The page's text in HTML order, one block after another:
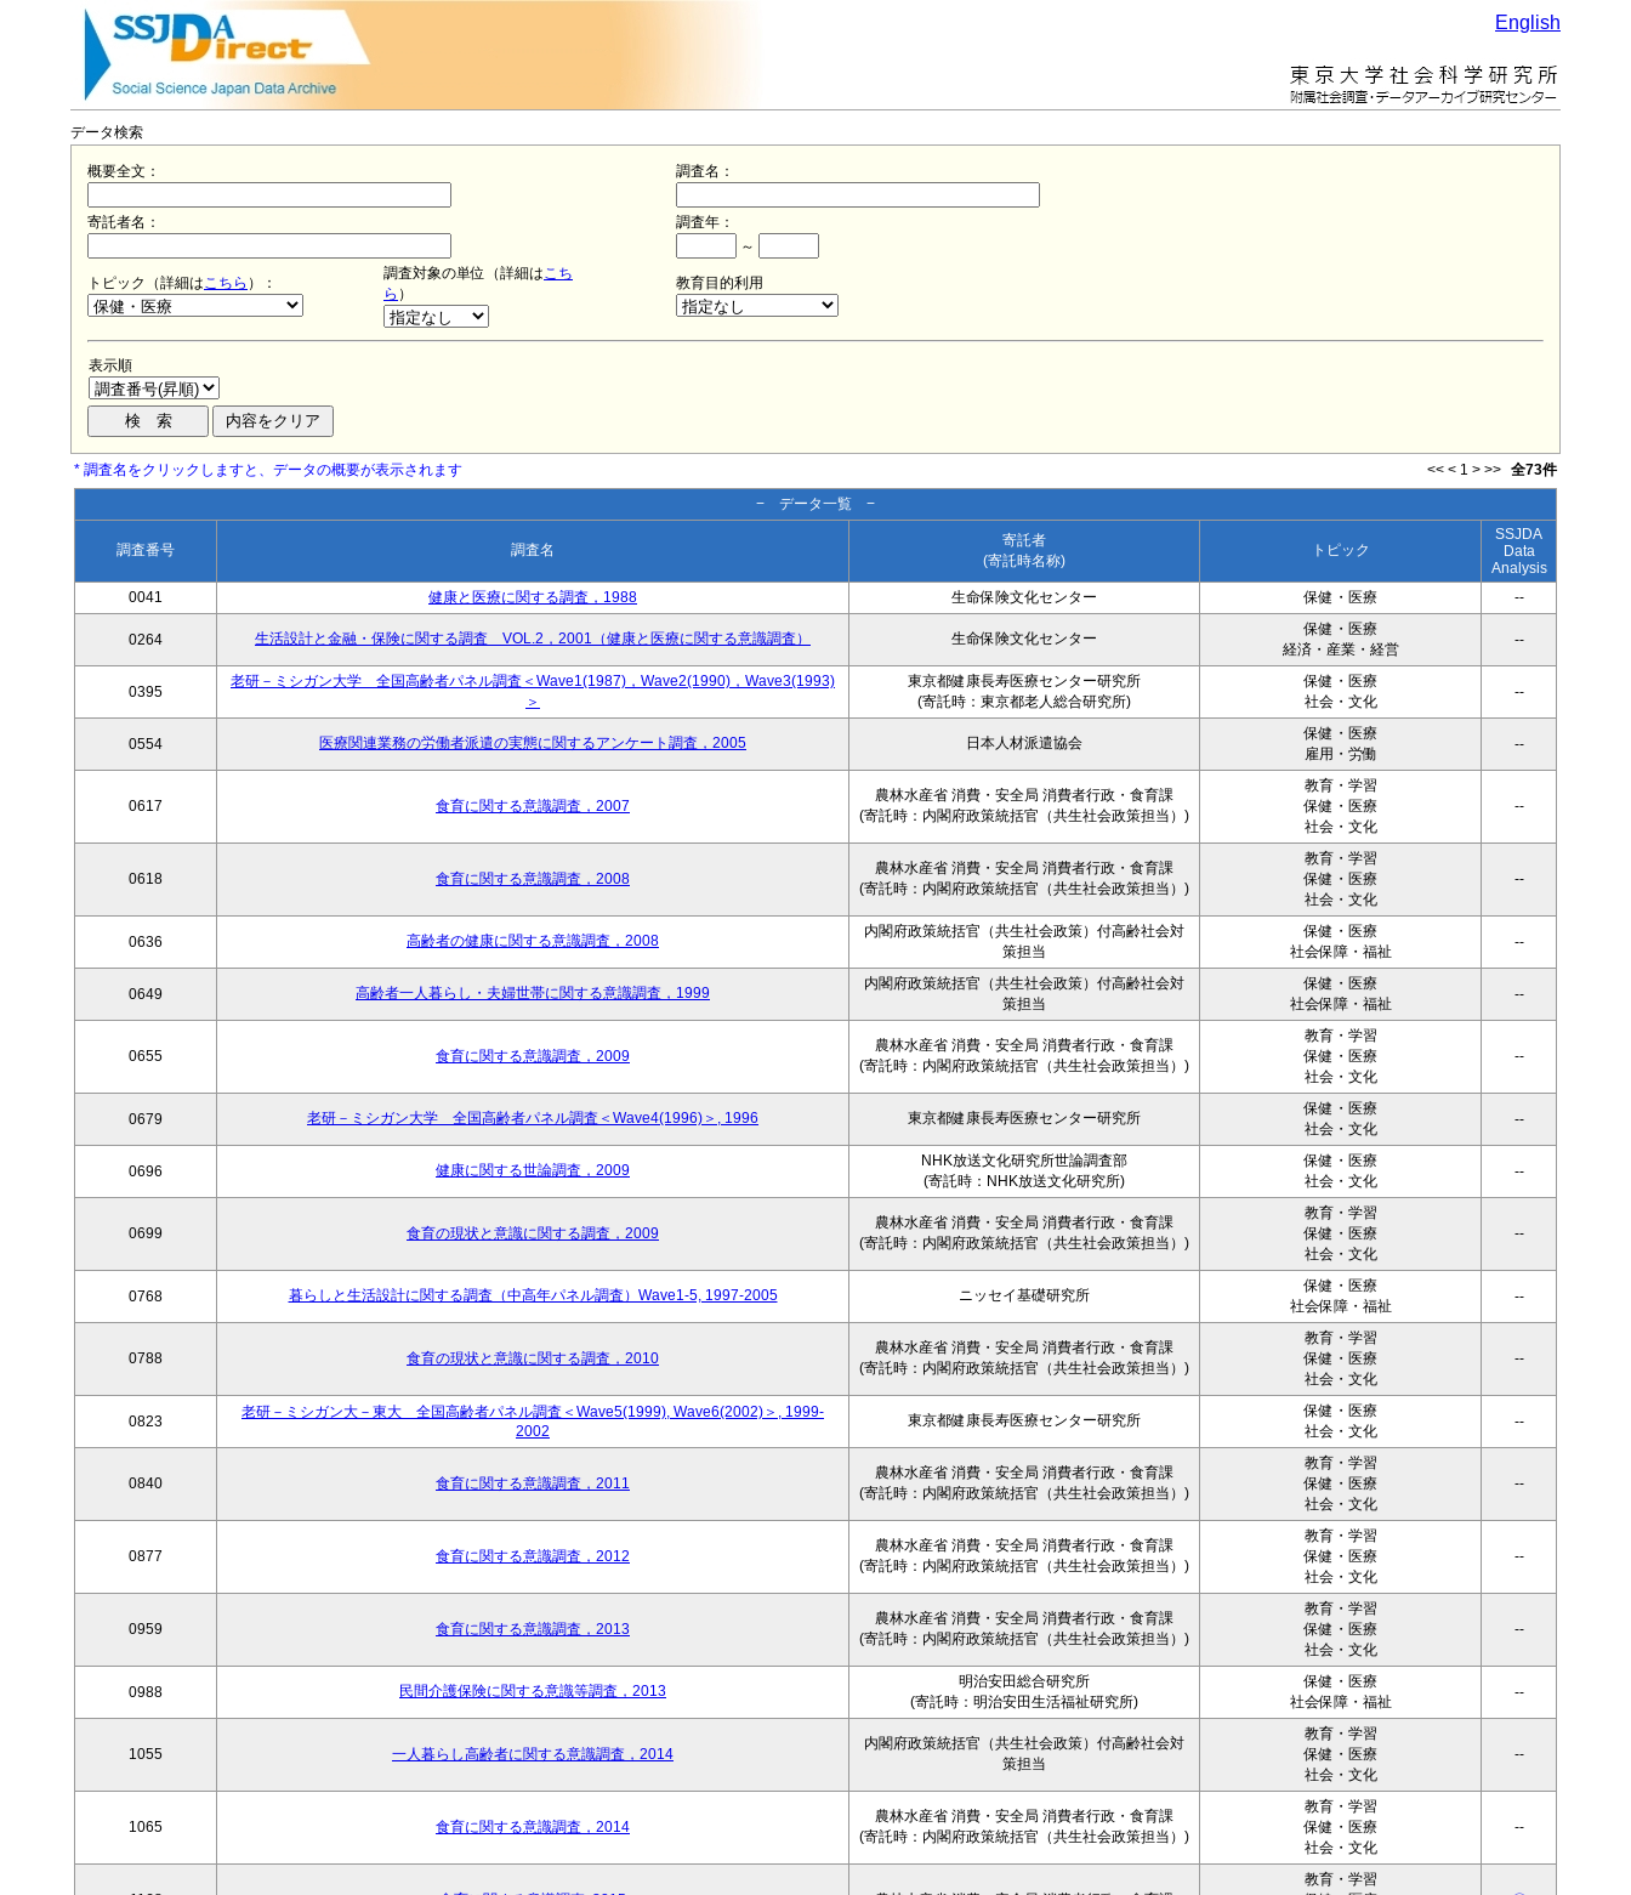
English
データ検索
概要全文： 調査名：
寄託者名：
調査年：
～
トピック（詳細はこちら ）：
調査対象の単位（詳細はこち
ら ）
教育目的利用
表示順
* 調査名をクリックしますと、データの概要が表示されます << < 1 > >> 全73件
− データ一覧 −
調査番号 調査名
寄託者
(寄託時名称)
トピック
SSJDA
Data
Analysis
0041
健康と医療に関する調査，1988 生命保険文化センター 保健・医療 --
0264 生活設計と金融・保険に関する調査 VOL.2，2001（健康と医療に関する意識調査） 生命保険文化センター
保健・医療
経済・産業・経営
--
0395
老研－ミシガン大学 全国高齢者パネル調査＜Wave1(1987)，Wave2(1990)，Wave3(1993)
＞
東京都健康長寿医療センター研究所
(寄託時：東京都老人総合研究所)
保健・医療
社会・文化
--
0554 医療関連業務の労働者派遣の実態に関するアンケート調査，2005 日本人材派遣協会
保健・医療
雇用・労働
--
0617 食育に関する意識調査，2007
農林水産省 消費・安全局 消費者行政・食育課
(寄託時：内閣府政策統括官（共生社会政策担当）)
教育・学習
保健・医療
社会・文化
--
0618 食育に関する意識調査，2008
農林水産省 消費・安全局 消費者行政・食育課
(寄託時：内閣府政策統括官（共生社会政策担当）)
教育・学習
保健・医療
社会・文化
--
0636 高齢者の健康に関する意識調査，2008
内閣府政策統括官（共生社会政策）付高齢社会対
策担当
保健・医療
社会保障・福祉
--
0649 高齢者一人暮らし・夫婦世帯に関する意識調査，1999
内閣府政策統括官（共生社会政策）付高齢社会対
策担当
保健・医療
社会保障・福祉
--
0655 食育に関する意識調査，2009
農林水産省 消費・安全局 消費者行政・食育課
(寄託時：内閣府政策統括官（共生社会政策担当）)
教育・学習
保健・医療
社会・文化
--
0679 老研－ミシガン大学 全国高齢者パネル調査＜Wave4(1996)＞, 1996 東京都健康長寿医療センター研究所
保健・医療
社会・文化
--
0696 健康に関する世論調査，2009
NHK放送文化研究所世論調査部
(寄託時：NHK放送文化研究所)
保健・医療
社会・文化
--
0699 食育の現状と意識に関する調査，2009
農林水産省 消費・安全局 消費者行政・食育課
(寄託時：内閣府政策統括官（共生社会政策担当）)
教育・学習
保健・医療
社会・文化
--
0768 暮らしと生活設計に関する調査（中高年パネル調査）Wave1-5, 1997-2005 ニッセイ基礎研究所
保健・医療
社会保障・福祉
--
0788 食育の現状と意識に関する調査，2010
農林水産省 消費・安全局 消費者行政・食育課
(寄託時：内閣府政策統括官（共生社会政策担当）)
教育・学習
保健・医療
社会・文化
--
0823
老研－ミシガン大－東大 全国高齢者パネル調査＜Wave5(1999), Wave6(2002)＞, 1999-
2002
東京都健康長寿医療センター研究所
保健・医療
社会・文化
--
0840 食育に関する意識調査，2011
農林水産省 消費・安全局 消費者行政・食育課
(寄託時：内閣府政策統括官（共生社会政策担当）)
教育・学習
保健・医療
社会・文化
--
0877 食育に関する意識調査，2012
農林水産省 消費・安全局 消費者行政・食育課
(寄託時：内閣府政策統括官（共生社会政策担当）)
教育・学習
保健・医療
社会・文化
--
0959 食育に関する意識調査，2013
農林水産省 消費・安全局 消費者行政・食育課
(寄託時：内閣府政策統括官（共生社会政策担当）)
教育・学習
保健・医療
社会・文化
--
0988 民間介護保険に関する意識等調査，2013
明治安田総合研究所
(寄託時：明治安田生活福祉研究所)
保健・医療
社会保障・福祉
--
1055 一人暮らし高齢者に関する意識調査，2014
内閣府政策統括官（共生社会政策）付高齢社会対
策担当
教育・学習
保健・医療
社会・文化
--
1065 食育に関する意識調査，2014
農林水産省 消費・安全局 消費者行政・食育課
(寄託時：内閣府政策統括官（共生社会政策担当）)
教育・学習
保健・医療
社会・文化
--
教育・学習